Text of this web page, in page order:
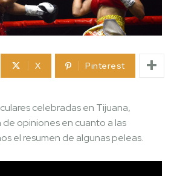
X Pinterest
celebradas en Tijuana,
de opiniones en cuanto a las
el resumen de algunas peleas.